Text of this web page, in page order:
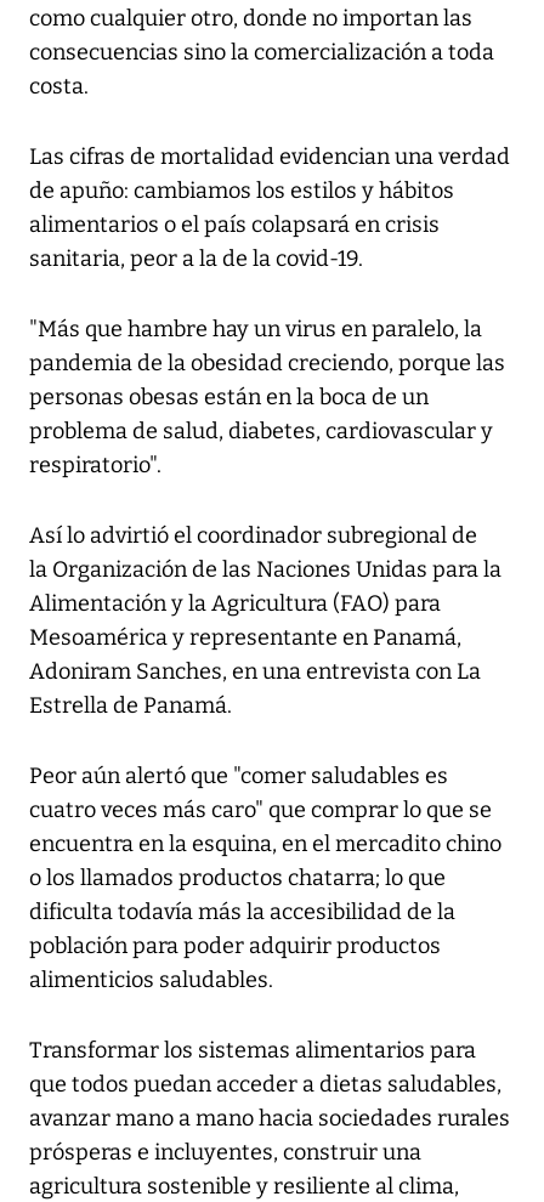
como cualquier otro, donde no importan las
consecuencias sino la comercialización a toda
costa.
Las cifras de mortalidad evidencian una verdad
de apuño: cambiamos los estilos y hábitos
alimentarios o el país colapsará en crisis
sanitaria, peor a la de la covid-19.
"Más que hambre hay un virus en paralelo, la
pandemia de la obesidad creciendo, porque las
personas obesas están en la boca de un
problema de salud, diabetes, cardiovascular y
respiratorio".
Así lo advirtió el coordinador subregional de
la Organización de las Naciones Unidas para la
Alimentación y la Agricultura (FAO) para
Mesoamérica y representante en Panamá,
Adoniram Sanches, en una entrevista con La
Estrella de Panamá.
Peor aún alertó que "comer saludables es
cuatro veces más caro" que comprar lo que se
encuentra en la esquina, en el mercadito chino
o los llamados productos chatarra; lo que
dificulta todavía más la accesibilidad de la
población para poder adquirir productos
alimenticios saludables.
Transformar los sistemas alimentarios para
que todos puedan acceder a dietas saludables,
avanzar mano a mano hacia sociedades rurales
prósperas e incluyentes, construir una
agricultura sostenible y resiliente al clima,